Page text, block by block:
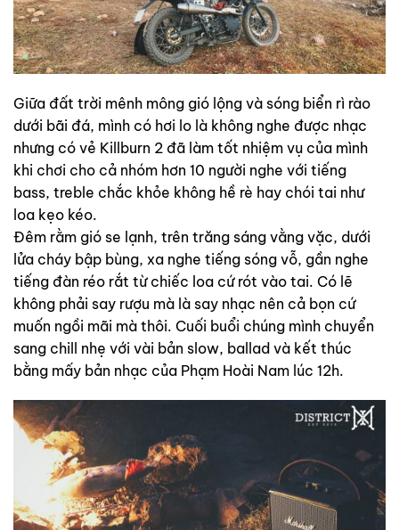
Giữa đất trời mênh mông gió lộng và sóng biển rì rào
dưới bãi đá, mình có hơi lo là không nghe được nhạc
nhưng có vẻ Killburn 2 đã làm tốt nhiệm vụ của mình
khi chơi cho cả nhóm hơn 10 người nghe với tiếng
bass, treble chắc khỏe không hề rè hay chói tai như
loa kẹo kéo.
Đêm rằm gió se lạnh, trên trăng sáng vằng vặc, dưới
lửa cháy bập bùng, xa nghe tiếng sóng vỗ, gần nghe
tiếng đàn réo rắt từ chiếc loa cứ rót vào tai. Có lẽ
không phải say rượu mà là say nhạc nên cả bọn cứ
muốn ngồi mãi mà thôi. Cuối buổi chúng mình chuyển
sang chill nhẹ với vài bản slow, ballad và kết thúc
bằng mấy bản nhạc của Phạm Hoài Nam lúc 12h.